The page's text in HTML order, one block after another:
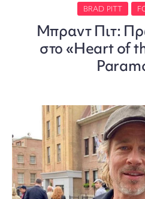
BRAD PITT
Μπραντ Πιτ:
στο «Heart of